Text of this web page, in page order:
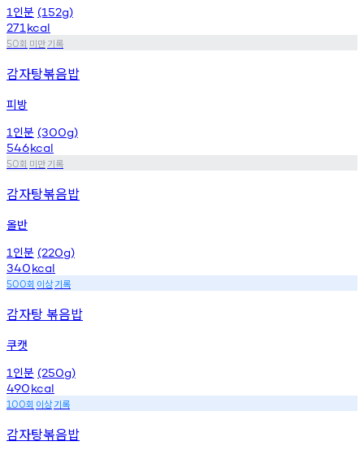
1 인분 (152g)
271 kcal
50회 미만기록
감자탕볶음밥
피방
1 인분 (300g)
546kcal
50회 미만기록
감자탕볶음밥
올반
1 인분 (220g)
340kcal
500회 이상기록
감자탕 볶음밥
쿠캣
1 인분 (250g)
490kcal
100회 이상기록
감자탕볶음밥